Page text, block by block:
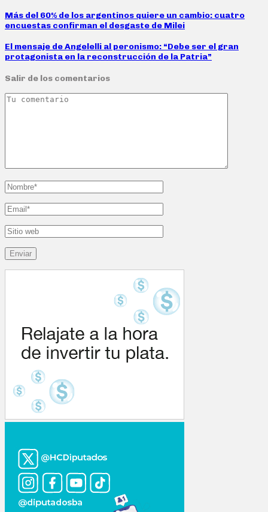
Más del 60% de los argentinos quiere un cambio: cuatro
encuestas confirman el desgaste de Milei
El mensaje de Angelelli al peronismo: “Debe ser el gran
protagonista en la reconstrucción de la Patria”
Salir de los comentarios